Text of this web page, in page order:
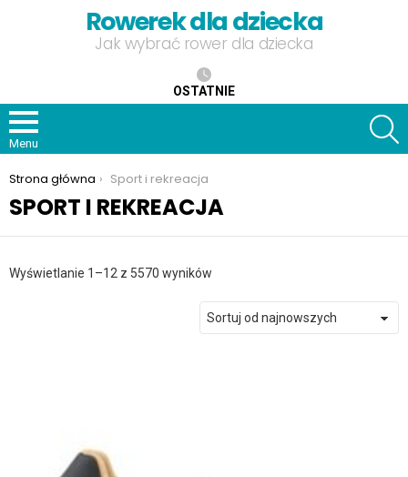
Rowerek dla dziecka
Jak wybrać rower dla dziecka
OSTATNIE
Menu
Jesteś tutaj:
Strona główna Sport i rekreacja
SPORT I REKREACJA
Wyświetlanie 1–12 z 5570 wyników